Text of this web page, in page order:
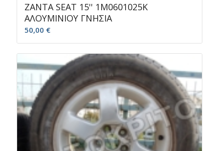
ΖΑΝΤΑ SEAT 15'' 1M0601025K
ΑΛΟΥΜΙΝΙΟΥ ΓΝΗΣIΑ
50,00 €